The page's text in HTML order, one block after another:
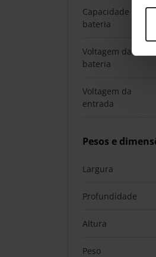
Capacidade da
bateria
Voltagem da
bateria
Voltagem da
entrada
Pesos e
Largura
Profundidade
Altura
Peso